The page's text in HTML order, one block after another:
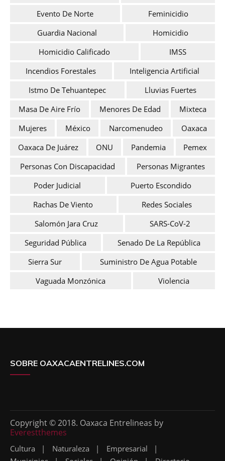
Evento De Norte
Feminicidio
Guardia Nacional
Homicidio
Homicidio Calificado
IMSS
Incendios Forestales
Inteligencia Artificial
Istmo De Tehuantepec
Lluvias Fuertes
Masa De Aire Frío
Menores De Edad
Mixteca
Mujeres
México Narcomenudeo
Oaxaca
Oaxaca De Juárez
ONU Pandemia
Pemex
Personas Con Discapacidad
Personas Migrantes
Poder Judicial
Puerto Escondido
Rachas De Viento
Redes Sociales
Salomón Jara Cruz
SARS-CoV-2
Seguridad Pública
Senado De La República
Sierra Sur
Suministro De Agua Potable
Vaguada Monzónica
Violencia
SOBRE OAXACAENTRELINES.COM
Copyright © 2018. Oaxaca Entrelineas by
Everestthemes
Cultura Naturaleza
Empresarial